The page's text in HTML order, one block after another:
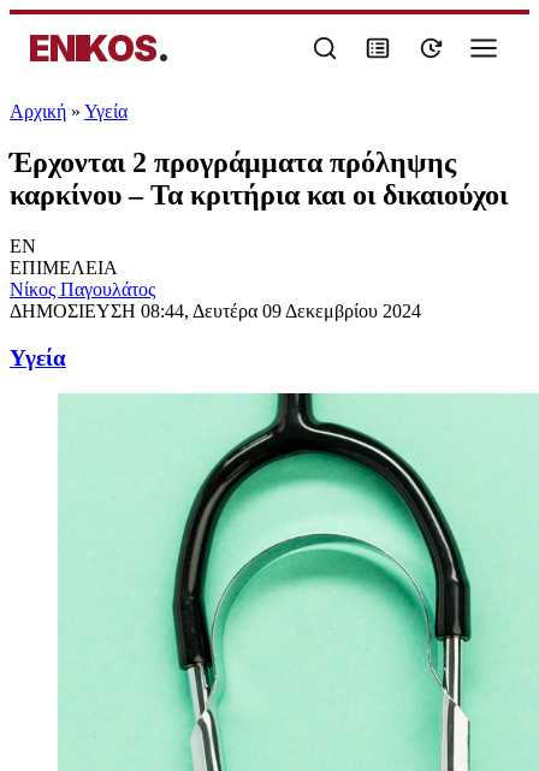
ENIKOS.
Αρχική » Υγεία
Έρχονται 2 προγράμματα πρόληψης
καρκίνου – Τα κριτήρια και οι δικαιούχοι
EN
ΕΠΙΜΕΛΕΙΑ
Νίκος Παγουλάτος
ΔΗΜΟΣΙΕΥΣΗ 08:44, Δευτέρα 09 Δεκεμβρίου 2024
Υγεία